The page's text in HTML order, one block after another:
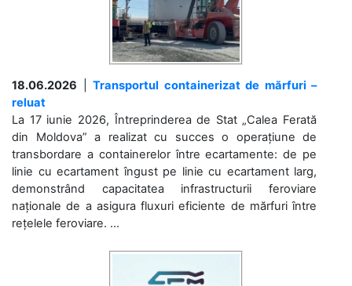
18.06.2026
Transportul containerizat de mărfuri –
reluat
La 17 iunie 2026, Întreprinderea de Stat „Calea Ferată
din Moldova” a realizat cu succes o operațiune de
transbordare a containerelor între ecartamente: de pe
linie cu ecartament îngust pe linie cu ecartament larg,
demonstrând capacitatea infrastructurii feroviare
naționale de a asigura fluxuri eficiente de mărfuri între
rețelele feroviare. ...